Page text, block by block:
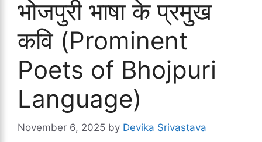
भोजपुरी भाषा के प्रमुख
कवि (Prominent
Poets of Bhojpuri
Language)
November 6, 2025 by Devika Srivastava